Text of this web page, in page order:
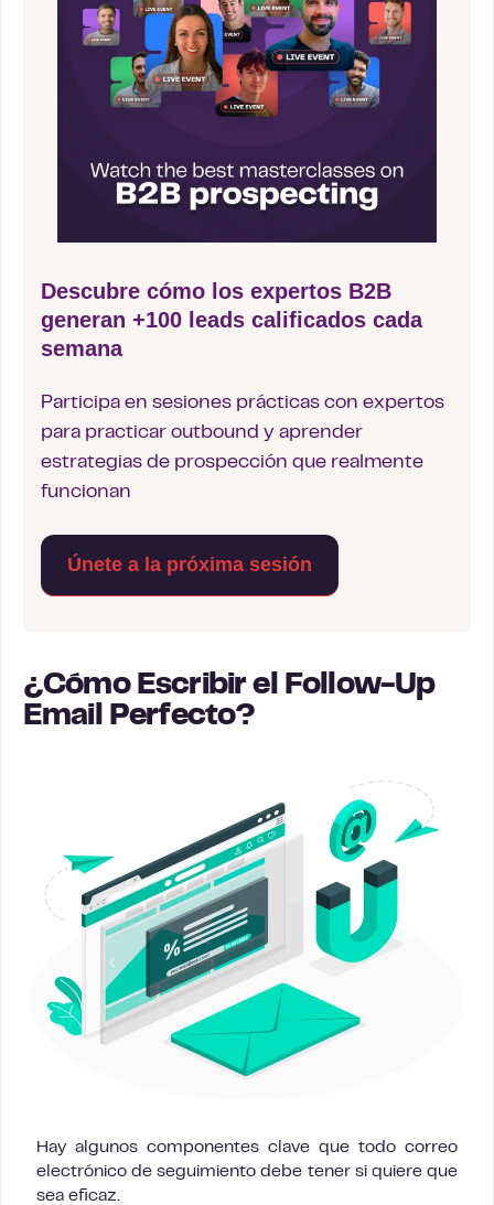
Descubre cómo los expertos B2B
generan +100 leads calificados cada
semana
Participa en sesiones prácticas con expertos
para practicar outbound y aprender
estrategias de prospección que realmente
funcionan
Únete a la próxima sesión
¿Cómo Escribir el Follow-Up
Email Perfecto?
Hay algunos componentes clave que todo correo
electrónico de seguimiento debe tener si quiere que
sea eficaz.